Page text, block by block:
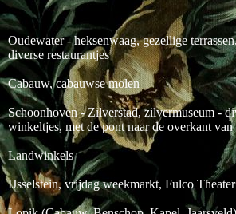
Oudewater - heksenwaag, gezellige
diverse restaurantjes
Cabauw, cabauwse molen
Schoonhoven - Zilverstad, zilvermuseum -
winkeltjes, met de pont naar de overkant van
Landwinkels
IJsselstein, vrijdag weekmarkt, Fulco Theater